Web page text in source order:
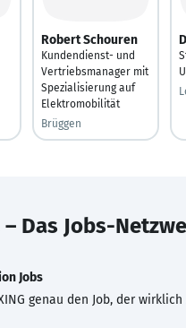
Robert Schouren
Kundendienst- und
Vertriebsmanager mit
Spezialisierung auf
Elektromobilität
Brüggen
– Das Jobs-
Jobs
genau den Job, der wirklich